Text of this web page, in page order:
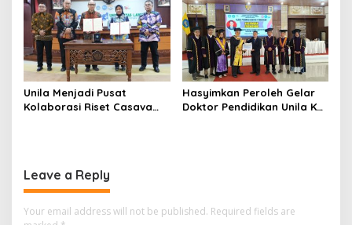
Warisan Budaya Lampung
dapat juga Mendukung
Ekonomi Kreatif dan
Kesejahteraan
Negeri Lampung
Unila Menjadi Pusat
Kolaborasi Riset Casava
Hasyimkan Peroleh Gelar
Doktor Pendidikan Unila Ke-
Leave a Reply
Your email address will not be published. Required fields are